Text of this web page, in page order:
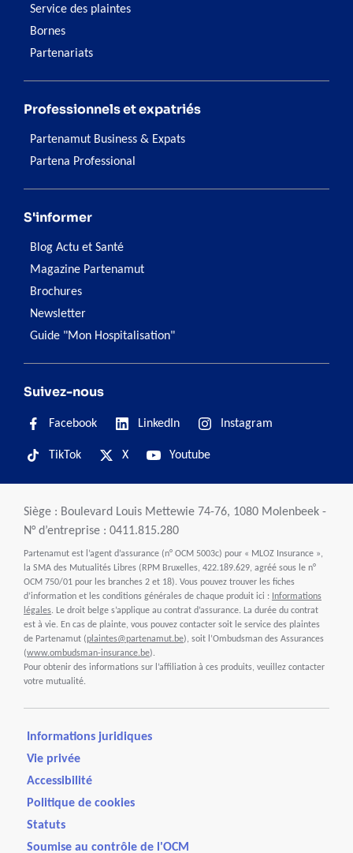
Service des plaintes
Bornes
Partenariats
Professionnels et expatriés
Partenamut Business & Expats
Partena Professional
S'informer
Blog Actu et Santé
Magazine Partenamut
Brochures
Newsletter
Guide "Mon Hospitalisation"
Suivez-nous
Facebook LinkedIn Instagram
TikTok X Youtube
Siège : Boulevard Louis Mettewie 74-76, 1080 Molenbeek -
N° d’entreprise : 0411.815.280
Partenamut est l’agent d’assurance (n° OCM 5003c) pour « MLOZ Insurance »,
la SMA des Mutualités Libres (RPM Bruxelles, 422.189.629, agréé sous le n°
OCM 750/01 pour les branches 2 et 18). Vous pouvez trouver les fiches
d’information et les conditions générales de chaque produit ici : Informations
légales. Le droit belge s’applique au contrat d’assurance. La durée du contrat
est à vie. En cas de plainte, vous pouvez contacter soit le service des plaintes
de Partenamut (plaintes@partenamut.be), soit l’Ombudsman des Assurances
(www.ombudsman-insurance.be).
Pour obtenir des informations sur l’affiliation à ces produits, veuillez contacter
votre mutualité.
Informations juridiques
Vie privée
Accessibilité
Politique de cookies
Statuts
Soumise au contrôle de l'OCM